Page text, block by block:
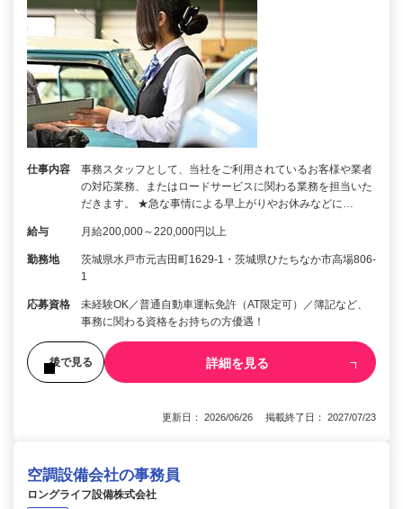
仕事内容
事務スタッフとして、当社をご利用されているお客様や業者
の対応業務、またはロードサービスに関わる業務を担当いた
だきます。 ★急な事情による早上がりやお休みなどに…
給与 月給200,000～220,000円以上
勤務地
茨城県水戸市元吉田町1629-1・茨城県ひたちなか市高場806-
1
応募資格
未経験OK／普通自動車運転免許（AT限定可）／簿記など、
事務に関わる資格をお持ちの方優遇！
後で見る 詳細を見る
更新日： 2026/06/26 掲載終了日： 2027/07/23
空調設備会社の事務員
ロングライフ設備株式会社